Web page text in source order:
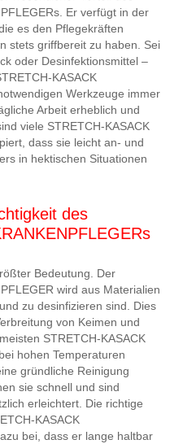
Er verfügt in der
es den Pflegekräften
stets griffbereit zu haben. Sei
oder Desinfektionsmittel –
KASACK
Werkzeuge immer
Arbeit erheblich und
viele STRETCH-KASACK
dass sie leicht an- und
in hektischen Situationen
des
Bedeutung. Der
wird aus Materialien
zu desinfizieren sind. Dies
von Keimen und
STRETCH-KASACK
hohen Temperaturen
gründliche Reinigung
sie schnell und sind
erleichtert. Die richtige
KASACK
bei, dass er lange haltbar